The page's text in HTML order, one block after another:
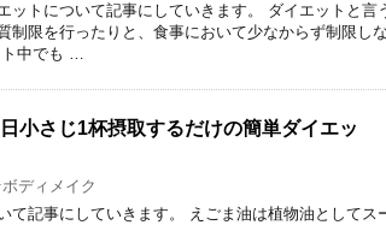
ットについて記事にしていきます。 ダイエットと言
制限を行ったりと、食事において少なからず制限し
ト中でも …
小さじ1杯摂取するだけの簡単ダイエッ
ディメイク
て記事にしていきます。 えごま油は植物油としてス